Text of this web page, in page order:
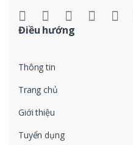
Điều hướng
Thông tin
Trang chủ
Giới thiệu
Tuyển dụng